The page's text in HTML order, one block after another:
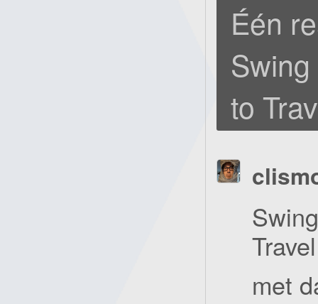
Één
Swing
to
Travel
met